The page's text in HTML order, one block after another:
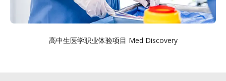
高中生医学职业体验项目 Med Discovery